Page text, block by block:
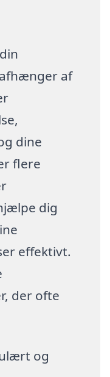
af
dine
flere
dig
effektivt.
der ofte
og